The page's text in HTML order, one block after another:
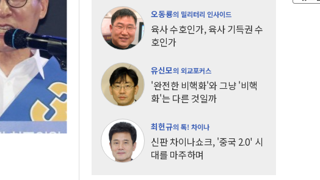
오동룡의 밀리터리 인사이드
육사 수호인가, 육사 기득권 수
호인가
유신모의 외교포커스
'완전한 비핵화'와 그냥 '비핵
화'는 다른 것일까
최헌규의 톡! 차이나
신판 차이나쇼크, '중국 2.0' 시
대를 마주하며